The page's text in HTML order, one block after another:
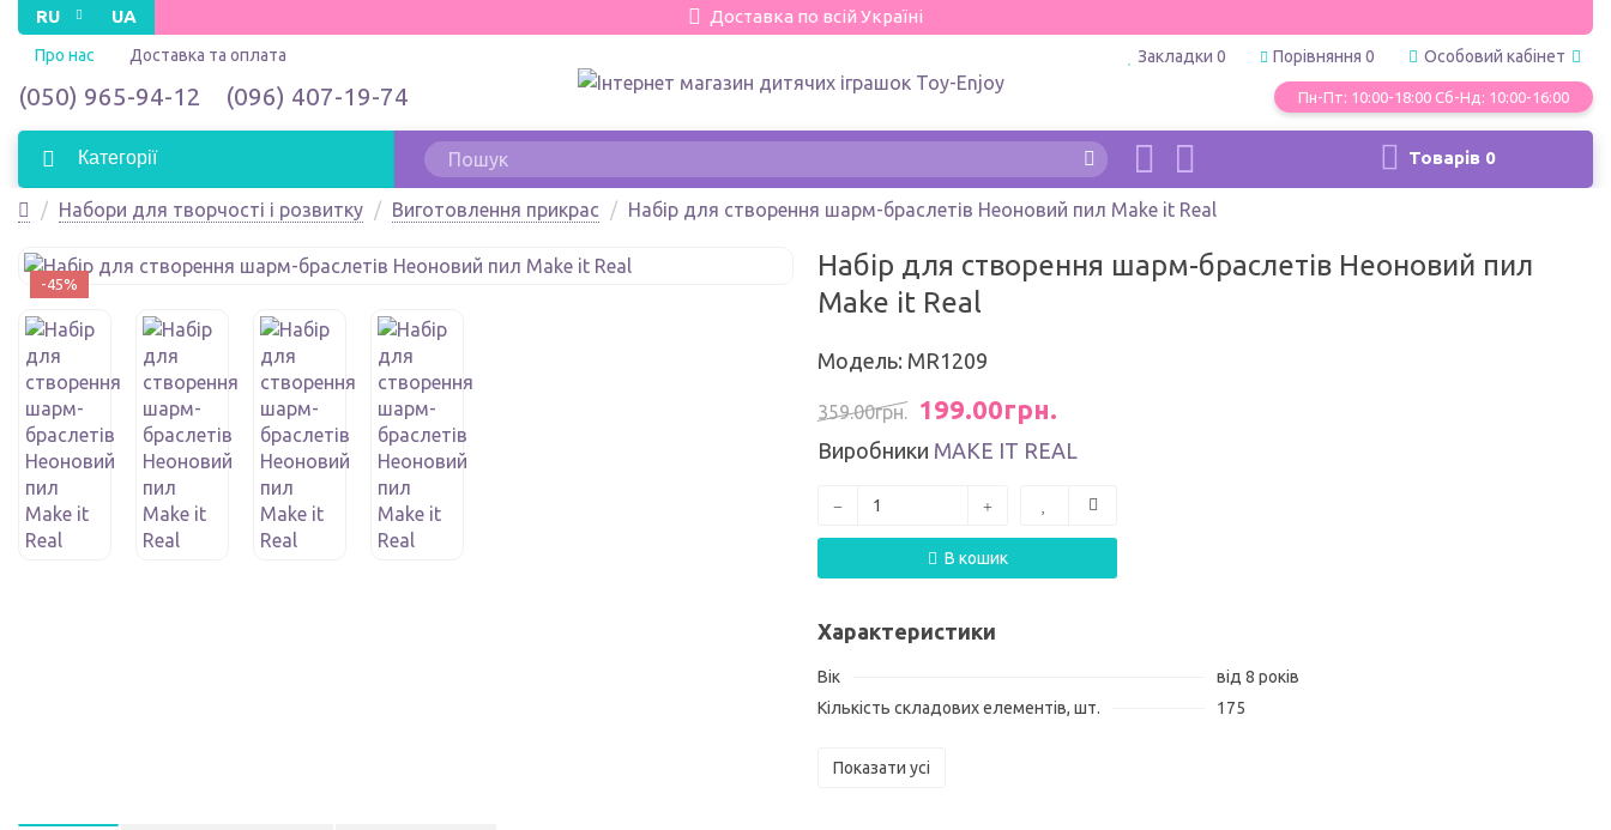
Доставка по всій Україні
RU UA
Про нас Доставка та оплата
(050) 965-94-12 (096) 407-19-74
Закладки 0 Порівняння 0 Особовий кабінет
Пн-Пт: 10:00-18:00 Сб-Нд: 10:00-16:00
Категорії Товарів 0
Набори для творчості і розвитку Виготовлення прикрас Набір для створення шарм-браслетів Неоновий пил Make it Real
-45%
Набір для створення шарм-браслетів Неоновий пил
Make it Real
Модель: MR1209
359.00грн. 199.00грн.
Виробники MAKE IT REAL
В кошик
Характеристики
Вік
від 8 років
Кількість складових елементів, шт.
175
Показати усі